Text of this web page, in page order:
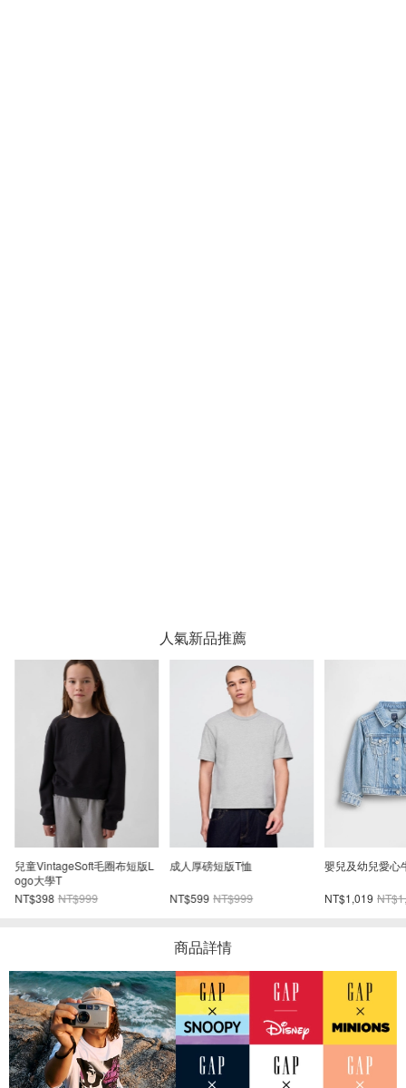
人氣新品推薦
兒童VintageSoft毛圈布短版L
ogo大學T
NT$398 NT$999
成人厚磅短版T恤
NT$599 NT$999
嬰兒及幼兒愛心
NT$1,019
商品詳情